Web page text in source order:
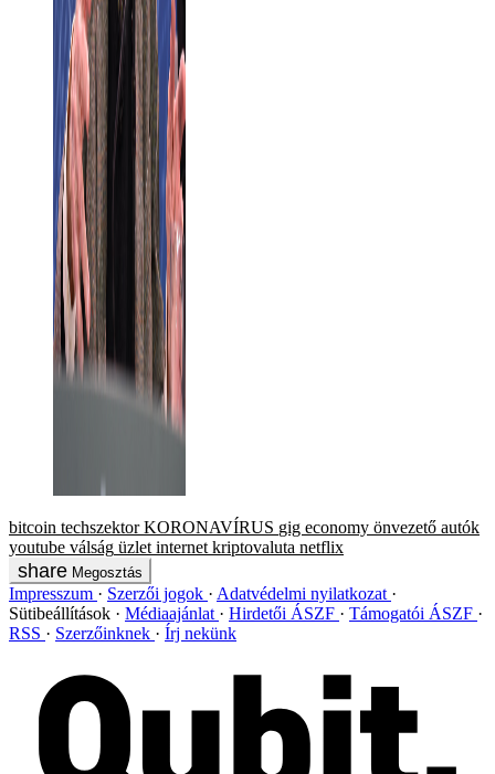
bitcoin techszektor KORONAVÍRUS gig economy önvezető autók
youtube válság üzlet internet kriptovaluta netflix
Megosztás
Impresszum Szerzői jogok
Adatvédelmi nyilatkozat
Sütibeállítások
Médiaajánlat Hirdetői ÁSZF
Támogatói ÁSZF
RSS
Szerzőinknek Írj nekünk